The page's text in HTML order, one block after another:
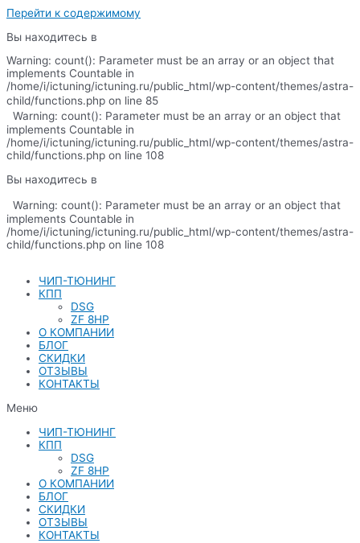
Перейти к содержимому
Вы находитесь в
Warning: count(): Parameter must be an array or an object that
implements Countable in
/home/i/ictuning/ictuning.ru/public_html/wp-content/themes/astra-
child/functions.php on line 85
Warning: count(): Parameter must be an array or an object that
implements Countable in
/home/i/ictuning/ictuning.ru/public_html/wp-content/themes/astra-
child/functions.php on line 108
Вы находитесь в
Warning: count(): Parameter must be an array or an object that
implements Countable in
/home/i/ictuning/ictuning.ru/public_html/wp-content/themes/astra-
child/functions.php on line 108
ЧИП-ТЮНИНГ
КПП
DSG
ZF 8HP
О КОМПАНИИ
БЛОГ
СКИДКИ
ОТЗЫВЫ
КОНТАКТЫ
Меню
ЧИП-ТЮНИНГ
КПП
DSG
ZF 8HP
О КОМПАНИИ
БЛОГ
СКИДКИ
ОТЗЫВЫ
КОНТАКТЫ